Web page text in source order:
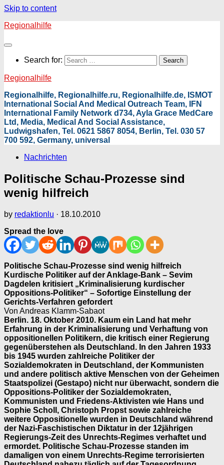
Skip to content
Regionalhilfe
Search for:
Regionalhilfe
Regionalhilfe, Regionalhilfe.ru, Regionalhilfe.de, ISMOT
International Social And Medical Outreach Team, IFN
International Family Network d734, Ayla Grace MedCare
Ltd, Media, Medical And Social Assistance,
Ludwigshafen, Tel. 0621 5867 8054, Berlin, Tel. 030 57
700 592, Germany, universal
Nachrichten
Politische Schau-Prozesse sind
wenig hilfreich
by redaktionlu · 18.10.2010
Spread the love
Politische Schau-Prozesse sind wenig hilfreich
Kurdische Politiker auf der Anklage-Bank – Sevim
Dagdelen kritisiert „Kriminalisierung kurdischer
Oppositions-Politiker“ – Sofortige Einstellung der
Gerichts-Verfahren gefordert
Von Andreas Klamm-Sabaot
Berlin. 18. Oktober 2010. Kaum ein Land hat mehr
Erfahrung in der Kriminalisierung und Verhaftung von
oppositionellen Politikern, die kritisch einer Regierung
gegenüberstehen als Deutschland. In den Jahren 1933
bis 1945 wurden zahlreiche Politiker der
Sozialdemokraten in Deutschland, der Kommunisten
und andere politisch aktive Menschen von der Geheimen
Staatspolizei (Gestapo) nicht nur überwacht, sondern die
Oppositions-Politiker der Sozialdemokraten,
Kommunisten und Friedens-Aktivisten wie Hans und
Sophie Scholl, Christoph Propst sowie zahlreiche
weitere Oppositionelle wurden in Deutschland während
der Nazi-Faschistischen Diktatur in der 12jährigen
Regierungs-Zeit des Unrechts-Regimes verhaftet und
ermordet. Politische Schau-Prozesse standen im
damaligen von einem Unrechts-Regime terrorisierten